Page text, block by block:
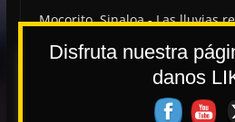
Mocorito, Sinaloa.- Las lluvias
noche del miércoles dejaron al
vulnerabilidad de la
Disfruta nuestra
danos